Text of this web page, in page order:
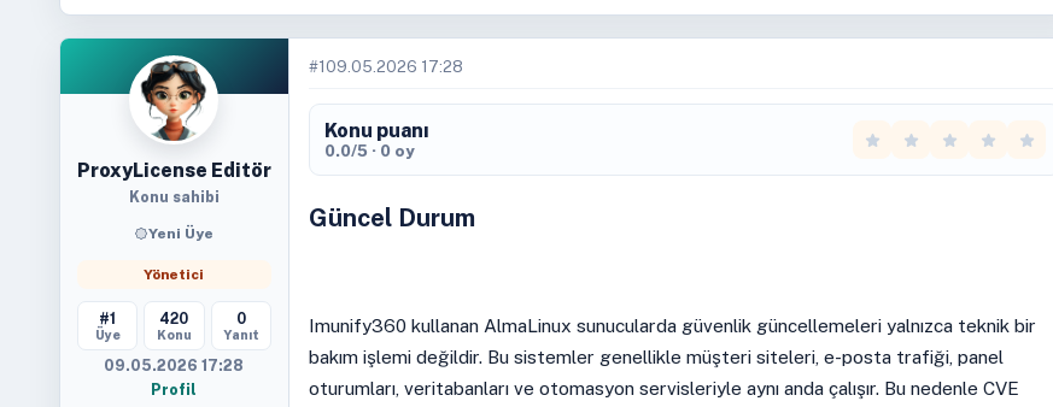
ProxyLicense Editör
Konu sahibi
Yeni Üye
Yönetici
#1
Üye
420
Konu
0
Yanıt
09.05.2026 17:28
Profil
#1 09.05.2026 17:28
Konu puanı
0.0/5 · 0 oy
Güncel Durum
Imunify360 kullanan AlmaLinux sunucularda güvenlik güncellemeleri yalnızca teknik bir
bakım işlemi değildir. Bu sistemler genellikle müşteri siteleri, e-posta trafiği, panel
oturumları, veritabanları ve otomasyon servisleriyle aynı anda çalışır. Bu nedenle CVE